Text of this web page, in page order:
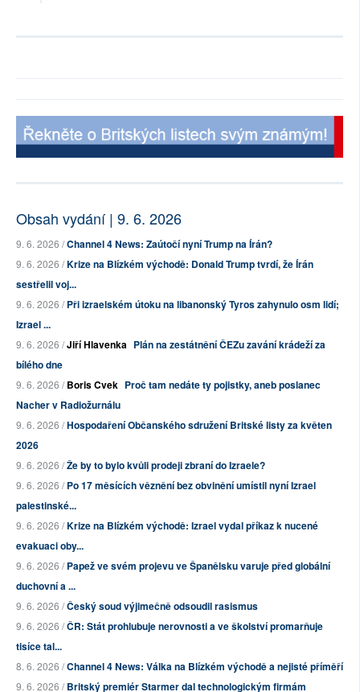
Obsah vydání | 9. 6. 2026
9. 6. 2026 /Channel 4 News: Zaútočí nyní Trump na Írán?
9. 6. 2026 /Krize na Blízkém východě: Donald Trump tvrdí, že Írán
sestřelil voj...
9. 6. 2026 /Při izraelském útoku na libanonský Tyros zahynulo osm lidí;
Izrael ...
9. 6. 2026 /Jiří Hlavenka Plán na zestátnění ČEZu zavání krádeží za
bílého dne
9. 6. 2026 /Boris Cvek Proč tam nedáte ty pojistky, aneb poslanec
Nacher v Radiožurnálu
9. 6. 2026 /Hospodaření Občanského sdružení Britské listy za květen
2026
9. 6. 2026 /Že by to bylo kvůli prodeji zbraní do Izraele?
9. 6. 2026 /Po 17 měsících věznění bez obvinění umístil nyní Izrael
palestinské...
9. 6. 2026 /Krize na Blízkém východě: Izrael vydal příkaz k nucené
evakuaci oby...
9. 6. 2026 /Papež ve svém projevu ve Španělsku varuje před globální
duchovní a ...
9. 6. 2026 /Český soud výjimečně odsoudil rasismus
9. 6. 2026 /ČR: Stát prohlubuje nerovnosti a ve školství promarňuje
tisíce tal...
8. 6. 2026 /Channel 4 News: Válka na Blízkém východě a nejisté příměří
9. 6. 2026 /Britský premiér Starmer dal technologickým firmám